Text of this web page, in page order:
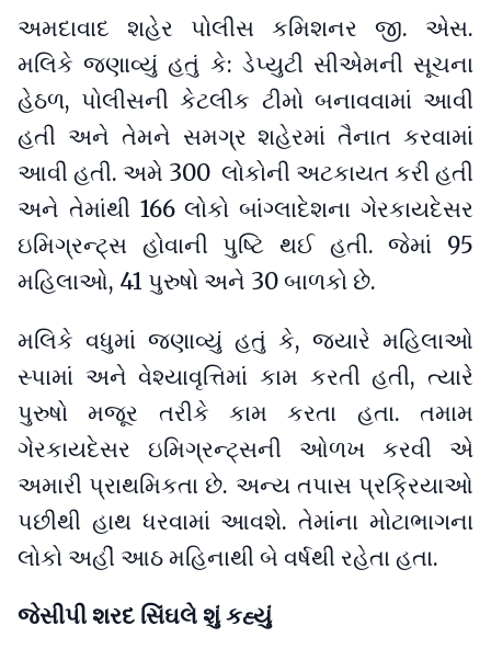
અમદાવાદ શહેર પોલીસ કમિશનર જી. એસ.
મલિકે જણાવ્યું હતું કે: ડેપ્યુટી સીએમની સૂચના
હેઠળ, પોલીસની કેટલીક ટીમો બનાવવામાં આવી
હતી અને તેમને સમગ્ર શહેરમાં તૈનાત કરવામાં
આવી હતી. અમે 300 લોકોની અટકાયત કરી હતી
અને તેમાંથી 166 લોકો બાંગ્લાદેશના ગેરકાયદેસર
ઇમિગ્રન્ટ્સ હોવાની પુષ્ટિ થઈ હતી. જેમાં 95
મહિલાઓ, 41 પુરુષો અને 30 બાળકો છે.
મલિકે વધુમાં જણાવ્યું હતું કે, જ્યારે મહિલાઓ
સ્પામાં અને વેશ્યાવૃત્તિમાં કામ કરતી હતી, ત્યારે
પુરુષો મજૂર તરીકે કામ કરતા હતા. તમામ
ગેરકાયદેસર ઇમિગ્રન્ટ્સની ઓળખ કરવી એ
અમારી પ્રાથમિકતા છે. અન્ય તપાસ પ્રક્રિયાઓ
પછીથી હાથ ધરવામાં આવશે. તેમાંના મોટાભાગના
લોકો અહીં આઠ મહિનાથી બે વર્ષથી રહેતા હતા.
જેસીપી શરદ સિંઘલે શું કહ્યું